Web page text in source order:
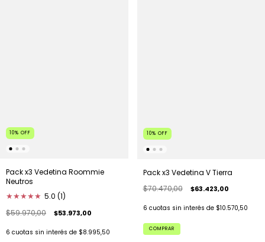
10% OFF
Pack x3 Vedetina Roommie
Neutros
★★★★★ 5.0 (1)
$59.970,00
$53.973,00
6 cuotas sin interés de $8.995,50
10% OFF
Pack x3 Vedetina V Tierra
$70.470,00
$63.423,00
6 cuotas sin interés de $10.570,50
COMPRAR